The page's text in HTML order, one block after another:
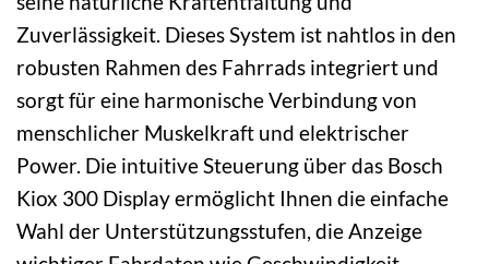
Zuverlässigkeit. Dieses System ist nahtlos in den
robusten Rahmen des Fahrrads integriert und
sorgt für eine harmonische Verbindung von
menschlicher Muskelkraft und elektrischer
Power. Die intuitive Steuerung über das Bosch
Kiox 300 Display ermöglicht Ihnen die einfache
Wahl der Unterstützungsstufen, die Anzeige